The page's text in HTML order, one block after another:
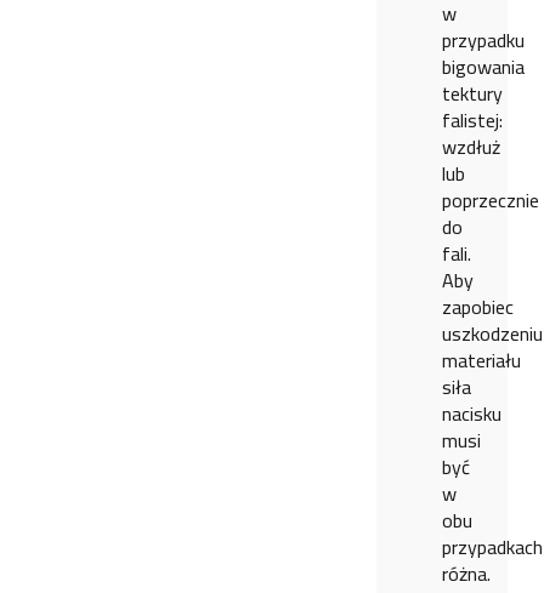
w
przypadku
bigowania
tektury
falistej:
wzdłuż
lub
poprzecznie
do
fali.
Aby
zapobiec
uszkodzeniu
materiału
siła
nacisku
musi
być
w
obu
przypadkach
różna.